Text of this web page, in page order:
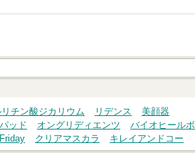
チン酸ジカリウム リデンス
美顔器
ッド オングリディエンツ
バイオヒールボ
クリアマスカラ キレイアンドコー